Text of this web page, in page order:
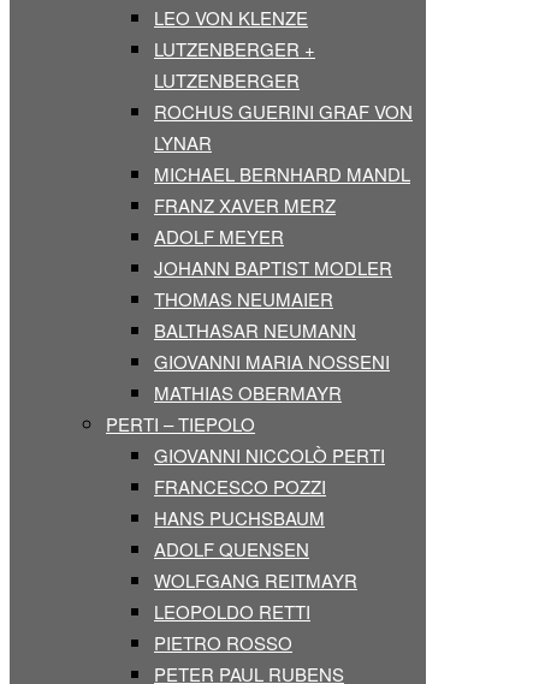
LEO VON KLENZE
LUTZENBERGER +
LUTZENBERGER
ROCHUS GUERINI GRAF VON
LYNAR
MICHAEL BERNHARD MANDL
FRANZ XAVER MERZ
ADOLF MEYER
JOHANN BAPTIST MODLER
THOMAS NEUMAIER
BALTHASAR NEUMANN
GIOVANNI MARIA NOSSENI
MATHIAS OBERMAYR
PERTI – TIEPOLO
GIOVANNI NICCOLÒ PERTI
FRANCESCO POZZI
HANS PUCHSBAUM
ADOLF QUENSEN
WOLFGANG REITMAYR
LEOPOLDO RETTI
PIETRO ROSSO
PETER PAUL RUBENS